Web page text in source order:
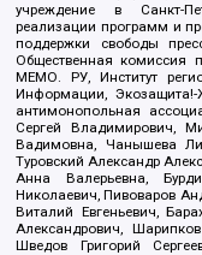
учреждение в Санкт-
реализации программ и
поддержки свободы
Общественная комиссия
МЕМО. РУ, Институт
Информации, Экозащита!-
антимонопольная
Сергей Владимирович,
Вадимовна, Чанышева
Туровский Александр
Анна Валерьевна,
Николаевич, Пивоваров
Виталий Евгеньевич,
Александрович,
Шведов Григорий